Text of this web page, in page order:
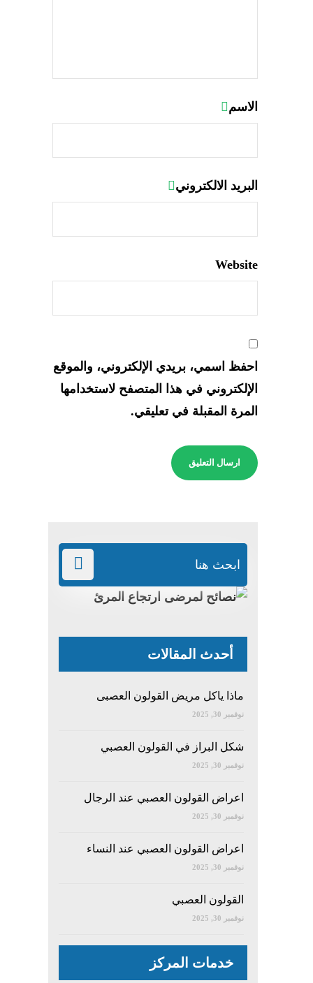
الاسم
البريد الالكتروني
Website
احفظ اسمي، بريدي الإلكتروني، والموقع
الإلكتروني في هذا المتصفح لاستخدامها
المرة المقبلة في تعليقي.
أحدث المقالات
ماذا ياكل مريض القولون العصبى
نوفمبر 30, 2025
شكل البراز في القولون العصبي
نوفمبر 30, 2025
اعراض القولون العصبي عند الرجال
نوفمبر 30, 2025
اعراض القولون العصبي عند النساء
نوفمبر 30, 2025
القولون العصبي
نوفمبر 30, 2025
خدمات المركز